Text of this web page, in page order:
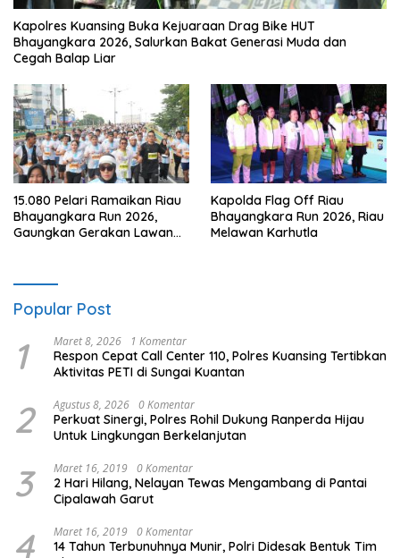
Kapolres Kuansing Buka Kejuaraan Drag Bike HUT
Bhayangkara 2026, Salurkan Bakat Generasi Muda dan
Cegah Balap Liar
15.080 Pelari Ramaikan Riau
Bhayangkara Run 2026,
Gaungkan Gerakan Lawan
Kapolda Flag Off Riau
Bhayangkara Run 2026, Riau
Melawan Karhutla
Popular Post
1 Maret 8, 2026 1 Komentar
Respon Cepat Call Center 110, Polres Kuansing Tertibkan
Aktivitas PETI di Sungai Kuantan
2 Agustus 8, 2026 0 Komentar
Perkuat Sinergi, Polres Rohil Dukung Ranperda Hijau
Untuk Lingkungan Berkelanjutan
3 Maret 16, 2019 0 Komentar
2 Hari Hilang, Nelayan Tewas Mengambang di Pantai
Cipalawah Garut
4 Maret 16, 2019 0 Komentar
14 Tahun Terbunuhnya Munir, Polri Didesak Bentuk Tim